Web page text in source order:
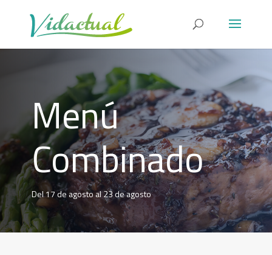
Menú
Combinado
Del 17 de agosto al 23 de agosto